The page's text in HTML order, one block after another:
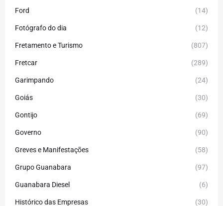
Ford (14)
Fotógrafo do dia (12)
Fretamento e Turismo (807)
Fretcar (289)
Garimpando (24)
Goiás (30)
Gontijo (69)
Governo (90)
Greves e Manifestações (58)
Grupo Guanabara (97)
Guanabara Diesel (6)
Histórico das Empresas (30)